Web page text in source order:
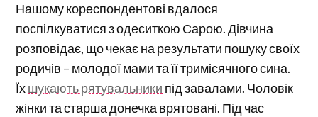
Нашому кореспондентові вдалося
поспілкуватися з одеситкою Сарою. Дівчина
розповідає, що чекає на результати пошуку своїх
родичів – молодої мами та її тримісячного сина.
Їхшукають рятувальники під завалами. Чоловік
жінки та старша донечка врятовані. Під час